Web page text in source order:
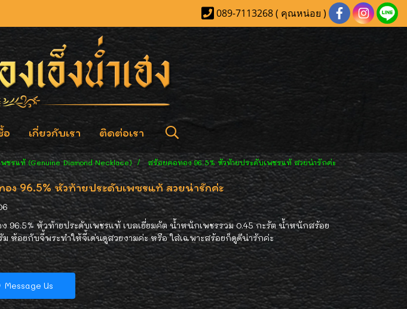
089-7113268 ( คุณหน่อย )
อ เกี่ยวกับเรา ติดต่อเรา
ชรแท้ (Genuine Diamond Necklace) สร้อยคอทอง 96.5% หัวท้ายประดับเพชรแท้ สวยน่ารักค่ะ
อง 96.5% หัวท้ายประดับเพชรแท้ สวยน่ารักค่ะ
96.5% หัวท้ายประดับเพชรแท้ เบลเยี่ยมคัต น้ำหนักเพชรรวม 0.45 กะรัต น้ำหนักสร้อย
ม ห้อยกับจี้พระทำให้จี้เด่นดูสวยงามค่ะ หรือ ใส่เฉพาะสร้อยก็ดูดีน่ารักค่ะ
Message Us